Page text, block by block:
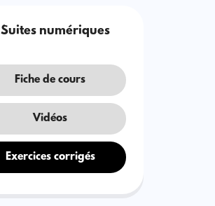
Suites numériques
Fiche de cours
Vidéos
Exercices corrigés